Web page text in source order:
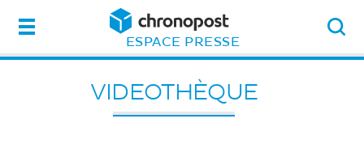
ESPACE PRESSE
VIDEOTHÈQUE